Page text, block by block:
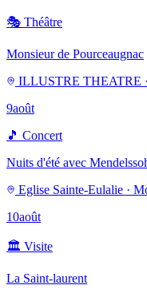
🎭 Théâtre
Monsieur de Pourceaugnac
ILLUSTRE THEATRE ·
9août
🎵 Concert
Nuits d'été avec
Eglise Sainte-Eulalie ·
10août
🏛️ Visite
La Saint-laurent